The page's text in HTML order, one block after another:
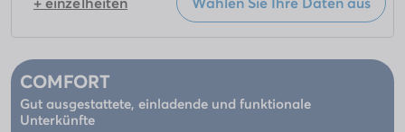
COMFORT
Gut ausgestattete, einladende und funktionale
Unterkünfte